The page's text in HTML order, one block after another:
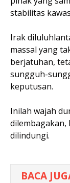
stabilitas
Irak
massal yang
berjatuhan,
sungguh-
keputusan.
Inilah wajah
dilembagakan,
dilindungi.
BACA